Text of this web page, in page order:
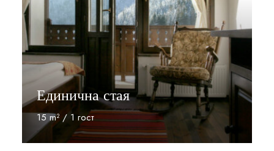
Единична стая
15 m² / 1 гост
Прочети